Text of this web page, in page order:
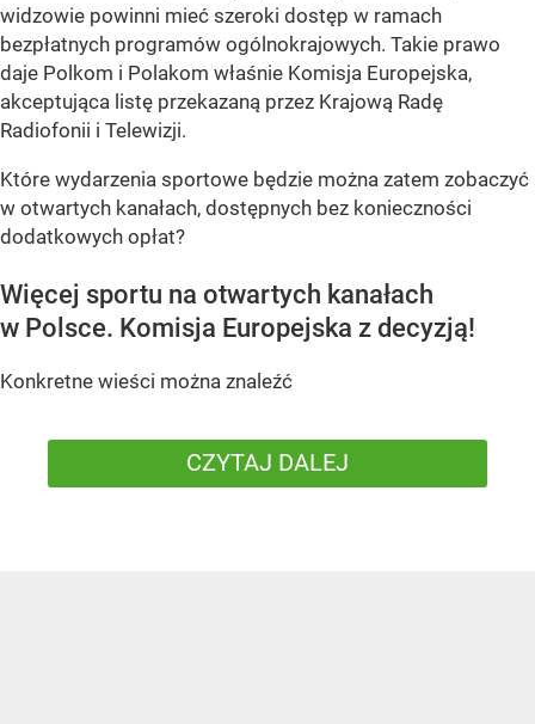
widzowie powinni mieć szeroki dostęp w ramach
bezpłatnych programów ogólnokrajowych. Takie prawo
daje Polkom i Polakom właśnie Komisja Europejska,
akceptująca listę przekazaną przez Krajową Radę
Radiofonii i Telewizji.
Które wydarzenia sportowe będzie można zatem zobaczyć
w otwartych kanałach, dostępnych bez konieczności
dodatkowych opłat?
Więcej sportu na otwartych kanałach
w Polsce. Komisja Europejska z decyzją!
Konkretne wieści można znaleźć
CZYTAJ DALEJ